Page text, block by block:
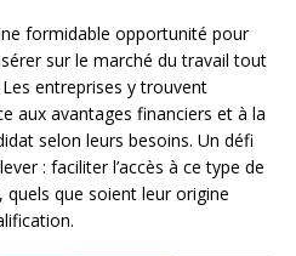
formidable opportunité pour
sur le marché du travail tout
entreprises y trouvent
aux avantages financiers et à la
selon leurs besoins. Un défi
: faciliter l’accès à ce type de
que soient leur origine